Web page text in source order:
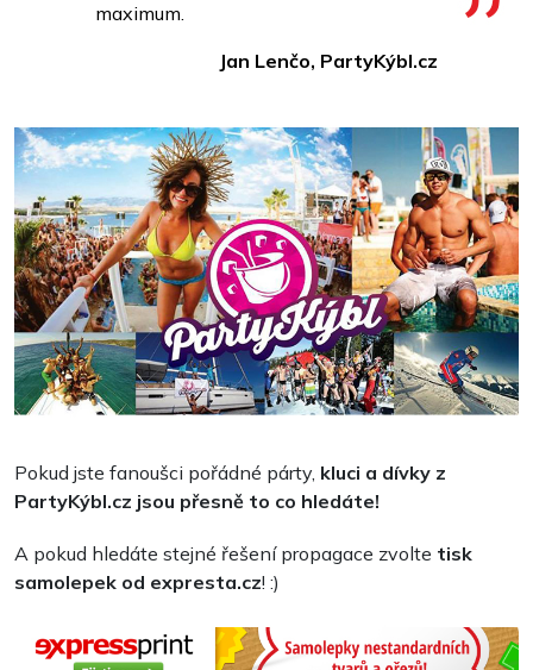
maximum.
Jan Lenčo, PartyKýbl.cz
Pokud jste fanoušci pořádné párty, kluci a dívky z
PartyKýbl.cz jsou přesně to co hledáte!
A pokud hledáte stejné řešení propagace zvolte tisk
samolepek od expresta.cz! :)